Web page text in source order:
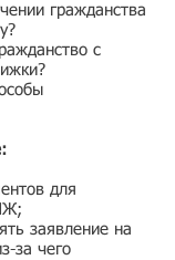
гражданства
с
для
заявление на
за чего